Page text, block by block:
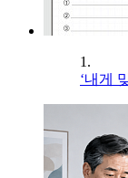
1.
‘내게